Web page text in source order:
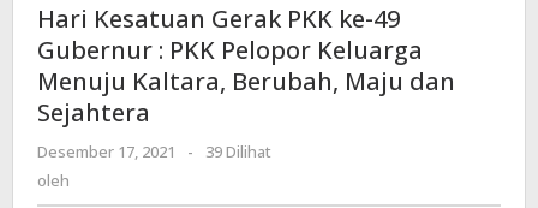
Hari Kesatuan Gerak PKK ke-49
Gubernur : PKK Pelopor Keluarga
Menuju Kaltara, Berubah, Maju dan
Sejahtera
Desember 17, 2021 oleh
-
39 Dilihat
oleh